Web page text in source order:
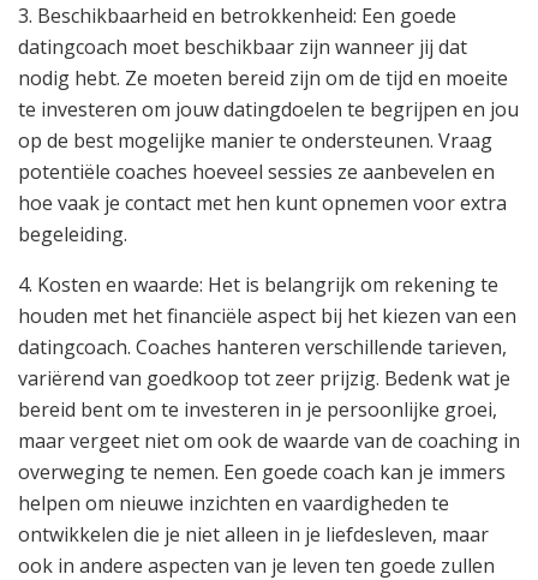
3. Beschikbaarheid en betrokkenheid: Een goede
datingcoach moet beschikbaar zijn wanneer jij dat
nodig hebt. Ze moeten bereid zijn om de tijd en moeite
te investeren om jouw datingdoelen te begrijpen en jou
op de best mogelijke manier te ondersteunen. Vraag
potentiële coaches hoeveel sessies ze aanbevelen en
hoe vaak je contact met hen kunt opnemen voor extra
begeleiding.
4. Kosten en waarde: Het is belangrijk om rekening te
houden met het financiële aspect bij het kiezen van een
datingcoach. Coaches hanteren verschillende tarieven,
variërend van goedkoop tot zeer prijzig. Bedenk wat je
bereid bent om te investeren in je persoonlijke groei,
maar vergeet niet om ook de waarde van de coaching in
overweging te nemen. Een goede coach kan je immers
helpen om nieuwe inzichten en vaardigheden te
ontwikkelen die je niet alleen in je liefdesleven, maar
ook in andere aspecten van je leven ten goede zullen